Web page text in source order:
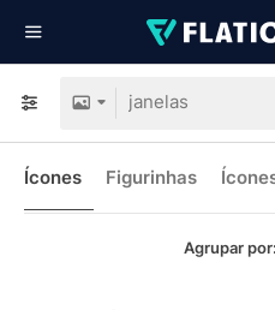
Ícones Figurinhas
Agrupar por: